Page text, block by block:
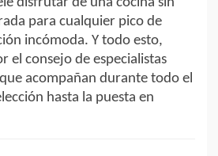
disfrutar de una cocina sin
para cualquier pico de
incómoda. Y todo esto,
el consejo de especialistas
acompañan durante todo el
hasta la puesta en